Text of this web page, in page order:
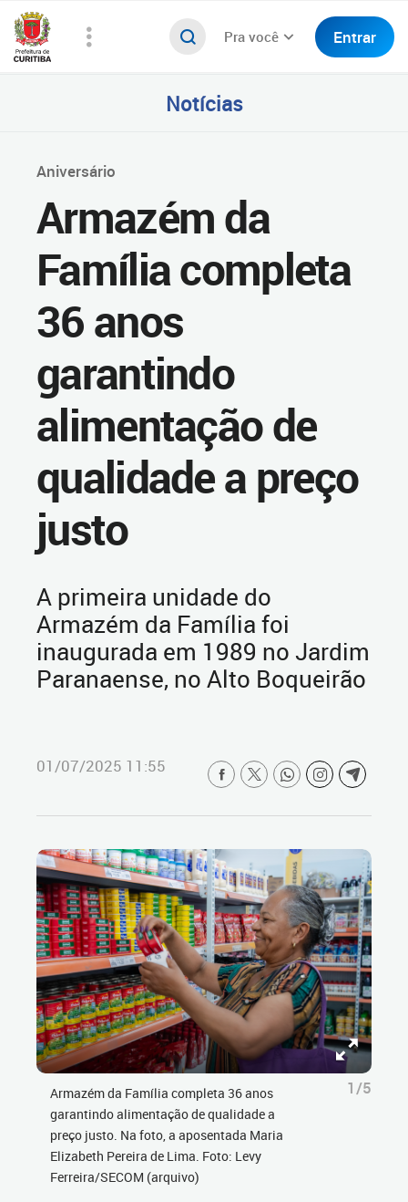
Pra você Entrar
Notícias
Aniversário
Armazém da
Família completa
36 anos
garantindo
alimentação de
qualidade a preço
justo
A primeira unidade do
Armazém da Família foi
inaugurada em 1989 no Jardim
Paranaense, no Alto Boqueirão
01/07/2025 11:55
Armazém da Família completa 36 anos
garantindo alimentação de qualidade a
preço justo. Na foto, a aposentada Maria
Elizabeth Pereira de Lima. Foto: Levy
Ferreira/SECOM (arquivo)
1/5